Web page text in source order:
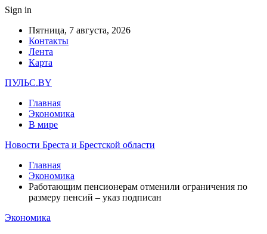
Sign in
Пятница, 7 августа, 2026
Контакты
Лента
Карта
ПУЛЬС.BY
Главная
Экономика
В мире
Новости Бреста и Брестской области
Главная
Экономика
Работающим пенсионерам отменили ограничения по
размеру пенсий – указ подписан
Экономика